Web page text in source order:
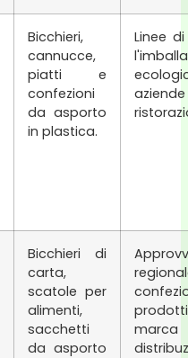
Bicchieri,
cannucce,
piatti e
confezioni
da asporto
in plastica.
Linee
Bicchieri di
carta,
scatole per
alimenti,
sacchetti
da asporto